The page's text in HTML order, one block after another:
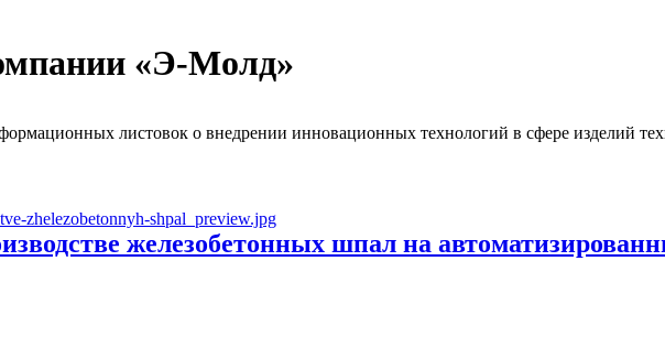
«Э-Молд»
листовок о внедрении инновационных технологий в сфере изделий
железобетонных шпал на